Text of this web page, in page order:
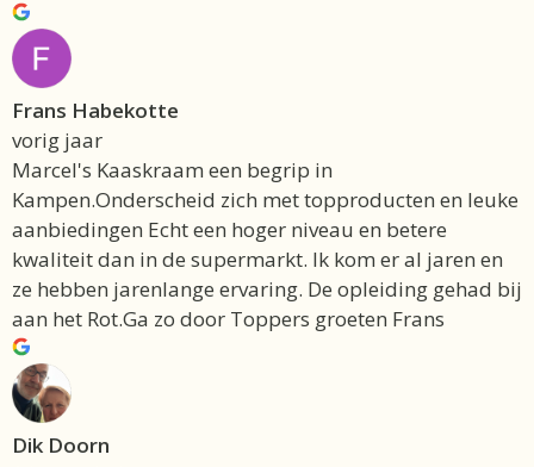
Frans Habekotte
vorig jaar
Marcel's Kaaskraam een begrip in
Kampen.Onderscheid zich met topproducten en leuke
aanbiedingen Echt een hoger niveau en betere
kwaliteit dan in de supermarkt. Ik kom er al jaren en
ze hebben jarenlange ervaring. De opleiding gehad bij
aan het Rot.Ga zo door Toppers groeten Frans
Dik Doorn